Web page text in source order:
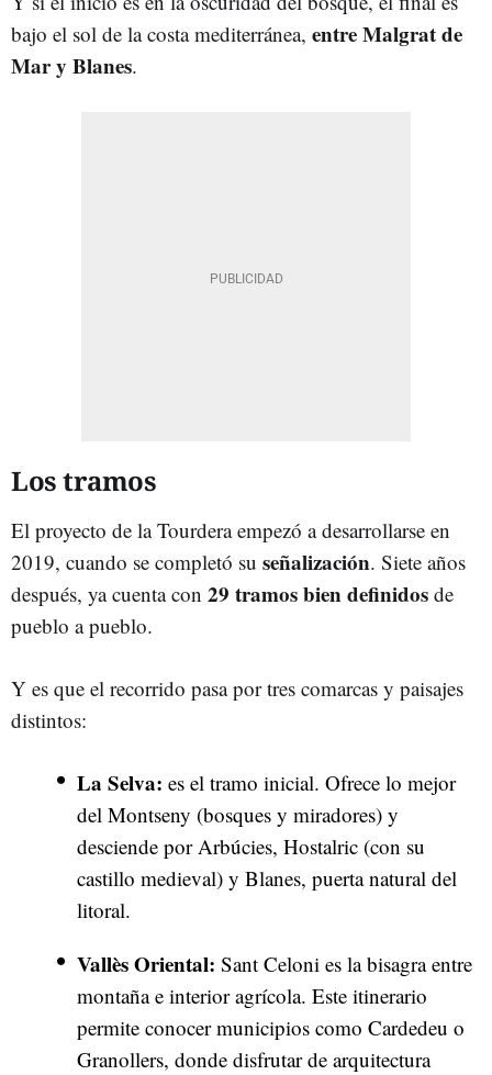
bajo el sol de la costa mediterránea, entre Malgrat de
Mar y Blanes.
Los tramos
El proyecto de la Tourdera empezó a desarrollarse en
2019, cuando se completó su señalización. Siete años
después, ya cuenta con 29 tramos bien definidos de
pueblo a pueblo.
Y es que el recorrido pasa por tres comarcas y paisajes
distintos:
La Selva: es el tramo inicial. Ofrece lo mejor
del Montseny (bosques y miradores) y
desciende por Arbúcies, Hostalric (con su
castillo medieval) y Blanes, puerta natural del
litoral.
Vallès Oriental: Sant Celoni es la bisagra entre
montaña e interior agrícola. Este itinerario
permite conocer municipios como Cardedeu o
Granollers, donde disfrutar de arquitectura